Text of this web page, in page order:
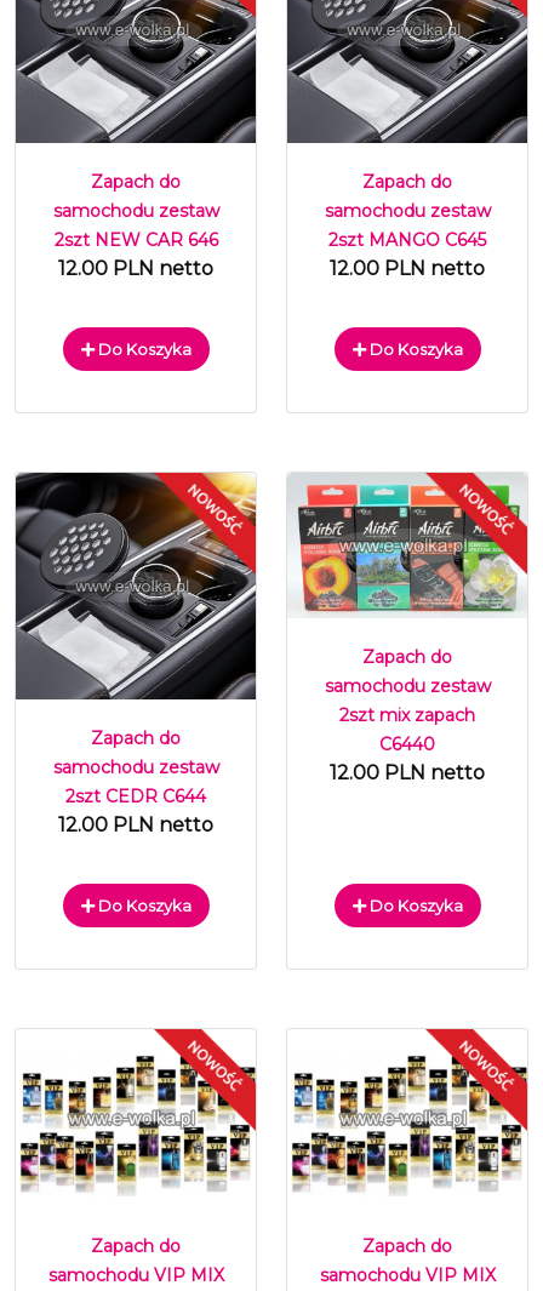
Zapach do
samochodu zestaw
2szt NEW CAR 646
12.00 PLN netto
Do Koszyka
Zapach do
samochodu zestaw
2szt MANGO C645
12.00 PLN netto
Do Koszyka
Zapach do
samochodu zestaw
2szt CEDR C644
12.00 PLN netto
Do Koszyka
Zapach do
samochodu zestaw
2szt mix zapach
C6440
12.00 PLN netto
Do Koszyka
Zapach do
samochodu VIP MIX
Zapach do
samochodu VIP MIX